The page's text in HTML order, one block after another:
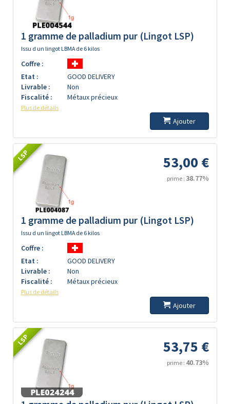
1 gramme de palladium pur (Lingot LSP)
Issu d un lingot LBMA de 6 kilos
Coffre :
Etat :
GOOD DELIVERY
Livrable :
Non
Fiscalité :
Métaux précieux
Plus de détails
Ajouter
LSP 53,00 €
prime : 38.77%
1 gramme de palladium pur (Lingot LSP)
Issu d un lingot LBMA de 6 kilos
Coffre :
Etat :
GOOD DELIVERY
Livrable :
Non
Fiscalité :
Métaux précieux
Plus de détails
Ajouter
LSP 53,75 €
prime : 40.73%